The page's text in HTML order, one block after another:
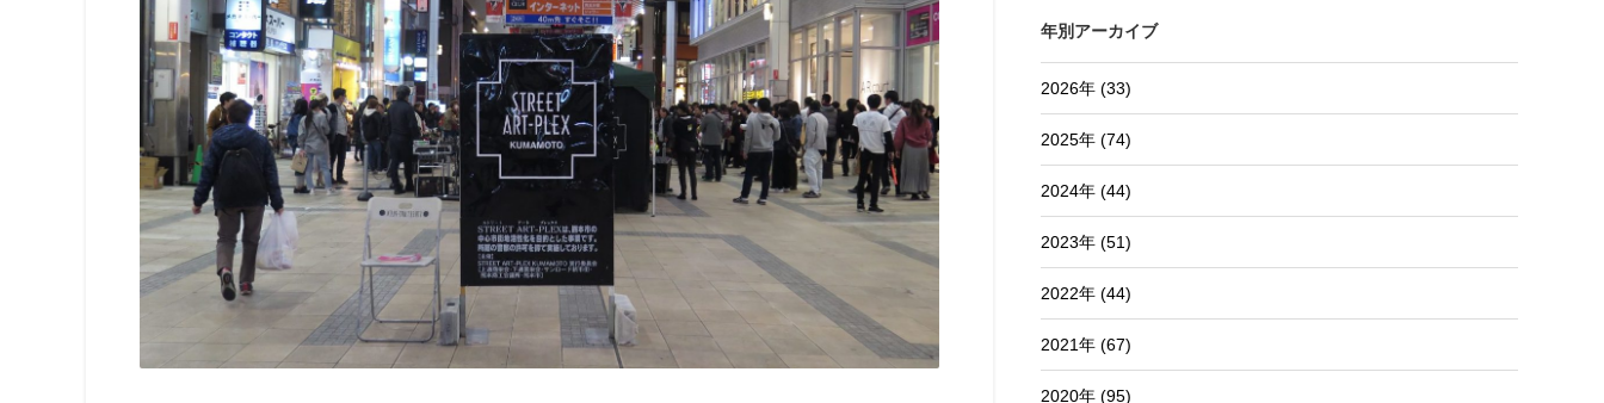
年別アーカイブ
2026年 (33)
2025年 (74)
2024年 (44)
2023年 (51)
2022年 (44)
2021年 (67)
2020年 (95)